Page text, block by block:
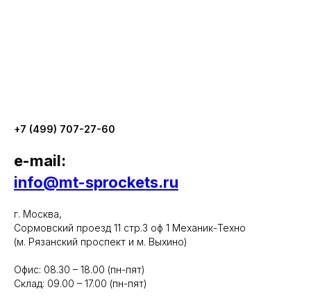
+7 (499) 707-27-60
e-mail:
info@mt-sprockets.ru
г. Москва,
Сормовский проезд 11 стр.3 оф 1 Механик-Техно
(м. Рязанский проспект и м. Выхино)
Офис: 08.30 – 18.00 (пн-пят)
Склад: 09.00 – 17.00 (пн-пят)